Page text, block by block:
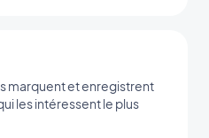
marquent et enregistrent
les intéressent le plus